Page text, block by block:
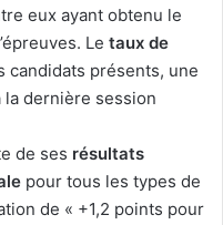
eux ayant obtenu le
Le taux de
candidats présents, une
la dernière session
de ses résultats
pour tous les types de
de « +1,2 points pour